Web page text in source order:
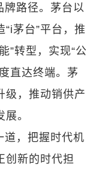
牌路径。茅台以
茅台”平台，推
”转型，实现“公
直达终端。茅
级，推动销供产
。
道，把握时代机
创新的时代担